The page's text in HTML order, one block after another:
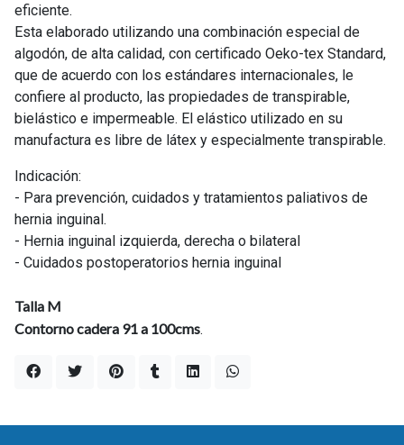
eficiente.
Esta elaborado utilizando una combinación especial de
algodón, de alta calidad, con certificado Oeko-tex Standard,
que de acuerdo con los estándares internacionales, le
confiere al producto, las propiedades de transpirable,
bielástico e impermeable. El elástico utilizado en su
manufactura es libre de látex y especialmente transpirable.
Indicación:
- Para prevención, cuidados y tratamientos paliativos de
hernia inguinal.
- Hernia inguinal izquierda, derecha o bilateral
- Cuidados postoperatorios hernia inguinal
Talla M
Contorno cadera 91 a 100cms.